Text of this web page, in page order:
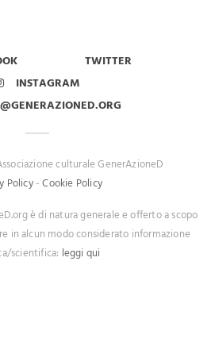
TWITTER
INSTAGRAM
culturale GenerAzioneD
Policy-Cookie Policy
è di natura generale e offerto a scopo
in alcun modo considerato informazione
scientifica: leggi qui